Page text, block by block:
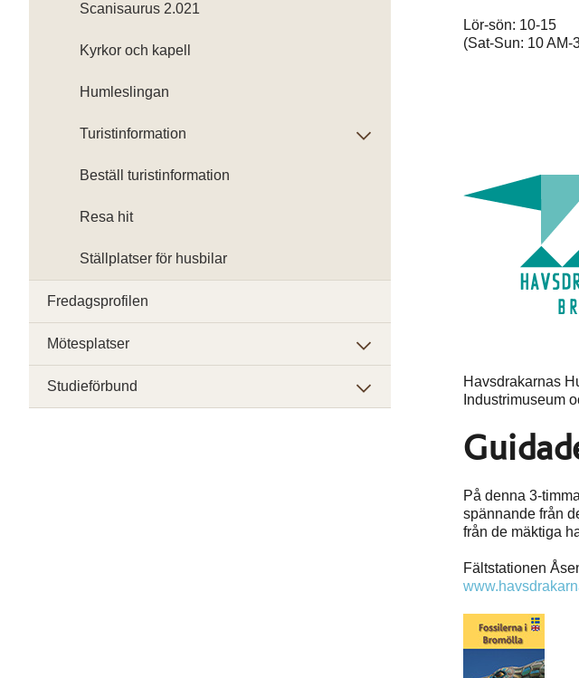
Lör-sön: 10-15
(Sat-Sun: 10 AM-
Havsdrakarnas
Industrimuseum
På denna 3-
spännande från
från de mäktiga
Fältstationen
Scanisaurus 2.021
Kyrkor och kapell
Humleslingan
Turistinformation
Beställ turistinformation
Resa hit
Ställplatser för husbilar
Fredagsprofilen
Mötesplatser
Studieförbund